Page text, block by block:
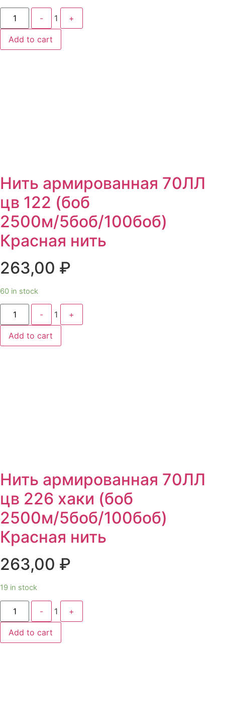
Quantity
- 1 +
Add to cart
Нить армированная 70ЛЛ
цв 122 (боб
2500м/5боб/100боб)
Красная нить
263,00 ₽
60 in stock
Quantity
- 1 +
Add to cart
Нить армированная 70ЛЛ
цв 226 хаки (боб
2500м/5боб/100боб)
Красная нить
263,00 ₽
19 in stock
Quantity
- 1 +
Add to cart